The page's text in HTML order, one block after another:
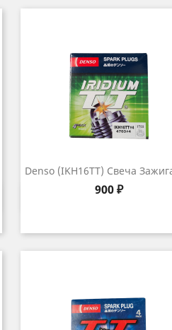
Denso (IKH16TT) Свеча
Цена
900 ₽
Быстрый просмотр